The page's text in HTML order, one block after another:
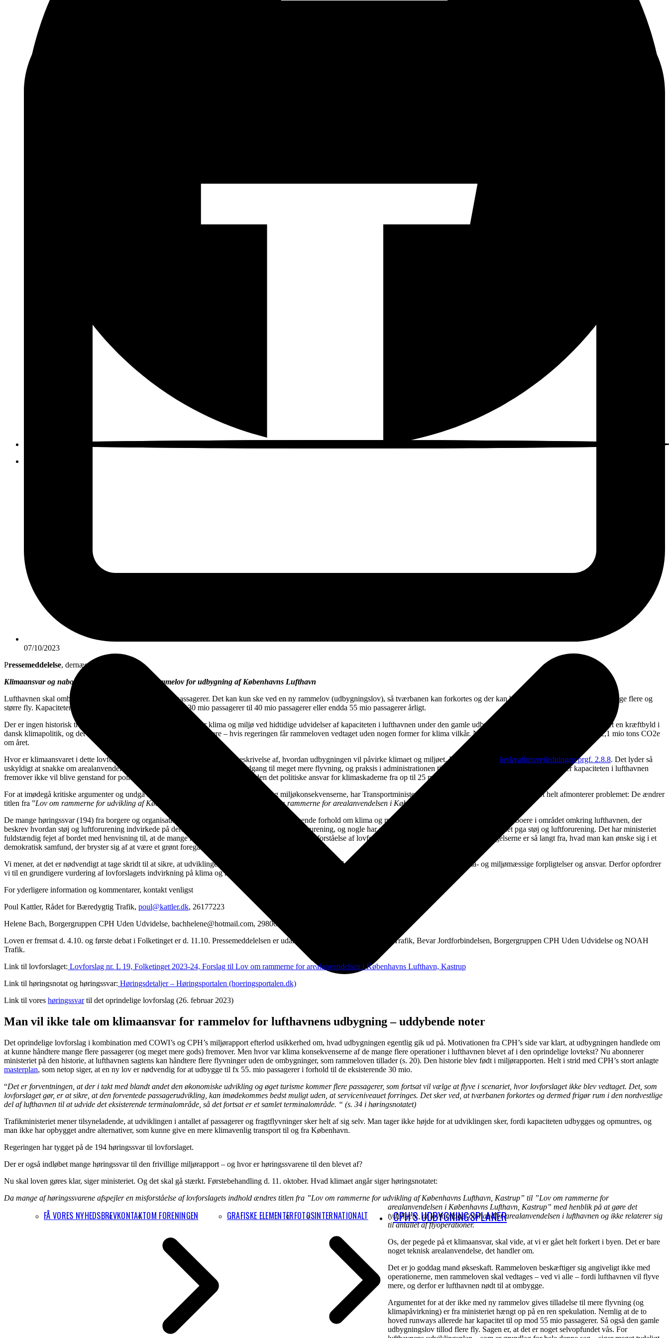
FÅ VORES NYHEDSBREVKONTAKTOM FORENINGEN GRAFISKE ELEMENTERFOTOSINTERNATIONALT CPH’S UDBYGNINGSPLANER
07/10/2023
Pressemeddelelse, dernæst
Klimaansvar og naboernes sundhed overses i rammelov for udbygning af Københavns Lufthavn
Lufthavnen skal ombygges for at kunne håndtere flere passagerer. Det kan kun ske ved en ny rammelov (udbygningslov), så tværbanen kan forkortes og der kan blive plads til håndtering af de mange flere og
større fly. Kapaciteten skal dermed øges fra de nuværende 30 mio passagerer til 40 mio passagerer eller endda 55 mio passagerer årligt.
Der er ingen historisk tradition for at politikerne har kæret sig for klima og miljø ved hidtidige udvidelser af kapaciteten i lufthavnen under den gamle udbygningslov. Lufthavnen er allerede blevet en kræftbyld i
dansk klimapolitik, og det ser ud til at kunne fortsætte – blot hurtigere – hvis regeringen får rammeloven vedtaget uden nogen former for klima vilkår. Nye 10 mio passagerer vil betyde ekstra 2,1 mio tons CO2e
om året.
Hvor er klimaansvaret i dette lovforslag? Lovforslaget mangler aldeles en beskrivelse af, hvordan udbygningen vil påvirke klimaet og miljøet. Det strider mod lovkvalitetsvejledningen prgf. 2.8.8. Det lyder så
uskyldigt at snakke om arealanvendelse, men når alle ved, at det handler om adgang til meget mere flyvning, og praksis i administrationen tilsiger, at de faktiske projekter, der udvider kapaciteten i lufthavnen
fremover ikke vil blive genstand for politisk opmærksomhed. Fortæl hvor i alverden det politiske ansvar for klimaskaderne fra op til 25 mio flere passagerer ligger henne?
For at imødegå kritiske argumenter og undgå at lave en reel miljøvurdering af klima- og miljøkonsekvenserne, har Transportministeriet opfundet et svar, som alene på papiret helt afmonterer problemet: De ændrer
titlen fra ”Lov om rammerne for udvikling af Københavns Lufthavn, Kastrup Lov om rammerne for arealanvendelsen i Københavns Lufthavn, Kastrup
De mange høringssvar (194) fra borgere og organisationer omhandlede for flertallets vedkommende forhold om klima og miljø. Mange af høringssvarene var fra beboere i området omkring lufthavnen, der
beskrev hvordan støj og luftforurening indvirkede på deres hverdag, sygdomme relateret til luftforurening, og nogle har skrevet, at de har valgt at flytte fra området pga støj og luftforurening. Det har ministeriet
fuldstændig fejet af bordet med henvisning til, at de mange høringssvar fra borgerne afspejler en misforståelse af lovforslagets indhold! Behandlingen af indsigelserne er så langt fra, hvad man kan ønske sig i et
demokratisk samfund, der bryster sig af at være et grønt foregangsland!
Vi mener, at det er nødvendigt at tage skridt til at sikre, at udviklingen af lufthavnen ikke kun tager hensyn til økonomiske interesser, men også til klima- og miljømæssige forpligtelser og ansvar. Derfor opfordrer
vi til en grundigere vurdering af lovforslagets indvirkning på klima og miljø samt en mere gennemsigtig proces for beslutningstagning.
For yderligere information og kommentarer, kontakt venligst
Poul Kattler, Rådet for Bæredygtig Trafik, poul@kattler.dk, 26177223
Helene Bach, Borgergruppen CPH Uden Udvidelse, bachhelene@hotmail.com, 29806272
Loven er fremsat d. 4.10. og første debat i Folketinget er d. 11.10. Pressemeddelelsen er udarbejdet af Rådet for Bæredygtig Trafik, Bevar Jordforbindelsen, Borgergruppen CPH Uden Udvidelse og NOAH
Trafik.
Link til lovforslaget: Lovforslag nr. L 19, Folketinget 2023-24, Forslag til Lov om rammerne for arealanvendelsen i Københavns Lufthavn, Kastrup
Link til høringsnotat og høringssvar: Høringsdetaljer – Høringsportalen (hoeringsportalen.dk)
Link til vores høringssvartil det oprindelige lovforslag (26. februar 2023)
Man vil ikke tale om klimaansvar for rammelov for lufthavnens udbygning– uddybende noter
Det oprindelige lovforslag i kombination med COWI’s og CPH’s miljørapport efterlod usikkerhed om, hvad udbygningen egentlig gik ud på. Motivationen fra CPH’s side var klart, at udbygningen handlede om
at kunne håndtere mange flere passagerer (og meget mere gods) fremover. Men hvor var klima konsekvenserne af de mange flere operationer i lufthavnen blevet af i den oprindelige lovtekst? Nu abonnerer
ministeriet på den historie, at lufthavnen sagtens kan håndtere flere flyvninger uden de ombygninger, som rammeloven tillader (s. 20). Den historie blev født i miljørapporten. Helt i strid med CPH’s stort anlagte
masterplan, som netop siger, at en ny lov er nødvendig for at udbygge til fx 55. mio passagerer i forhold til de eksisterende 30 mio.
“Det er forventningen, at der i takt med blandt andet den økonomiske udvikling og øget turisme kommer flere passagerer, som fortsat vil vælge at flyve i scenariet, hvor lovforslaget ikke blev vedtaget. Det, som
lovforslaget gør, er at sikre, at den forventede passagerudvikling, kan imødekommes bedst muligt uden, at serviceniveauet forringes. Det sker ved, at tværbanen forkortes og dermed frigør rum i den nordvestlige
del af lufthavnen til at udvide det eksisterende terminalområde, så det fortsat er et samlet terminalområde. “ (s. 34 i høringsnotatet)
Trafikministeriet mener tilsyneladende, at udviklingen i antallet af passagerer og fragtflyvninger sker helt af sig selv. Man tager ikke højde for at udviklingen sker, fordi kapaciteten udbygges og opmuntres, og
man ikke har opbygget andre alternativer, som kunne give en mere klimavenlig transport til og fra København.
Regeringen har tygget på de 194 høringssvar til lovforslaget.
Der er også indløbet mange høringssvar til den frivillige miljørapport – og hvor er høringssvarene til den blevet af?
Nu skal loven gøres klar, siger ministeriet. Og det skal gå stærkt. Førstebehandling d. 11. oktober. Hvad klimaet angår siger høringsnotatet:
Da mange af høringssvarene afspejler en misforståelse af lovforslagets indhold ændres titlen fra ”Lov om rammerne for udvikling af Københavns Lufthavn, Kastrup” til ”Lov om rammerne for
arealanvendelsen i Københavns Lufthavn, Kastrup” med henblik på at gøre det
tydeligere, at lovforslaget omhandler arealanvendelsen i lufthavnen og ikke relaterer sig
til antallet af flyoperationer.
Os, der pegede på et klimaansvar, skal vide, at vi er gået helt forkert i byen. Det er bare
noget teknisk arealanvendelse, det handler om.
Det er jo goddag mand økseskaft. Rammeloven beskæftiger sig angiveligt ikke med
operationerne, men rammeloven skal vedtages – ved vi alle – fordi lufthavnen vil flyve
mere, og derfor er lufthavnen nødt til at ombygge.
Argumentet for at der ikke med ny rammelov gives tilladelse til mere flyvning (og
klimapåvirkning) er fra ministeriet hængt op på en ren spekulation. Nemlig at de to
hoved runways allerede har kapacitet til op mod 55 mio passagerer. Så også den gamle
udbygningslov tillod flere fly. Sagen er, at det er noget selvopfundet vås. For